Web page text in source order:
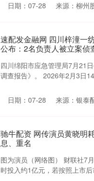
日期：07-28 来源：柳州
速配发金融网 四川梓潼一
公布：2名负责人被立案侦
四川绵阳市应急管理局7月21
调查报告》。 2026年2月3日
日期：07-28 来源：银泰
驰牛配资 网传演员黄晓明
息、重名
图为演员（网络图） 财联社7
时投入约1亿元，若按照上市